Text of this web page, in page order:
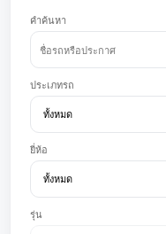
คำค้นหา
ประเภทรถ
ยี่ห้อ
รุ่น